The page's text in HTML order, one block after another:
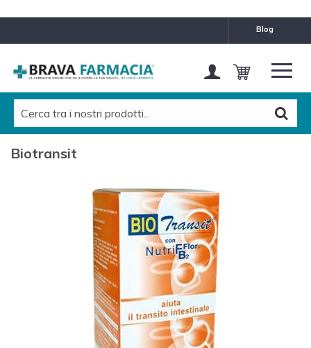
blog
Biotransit